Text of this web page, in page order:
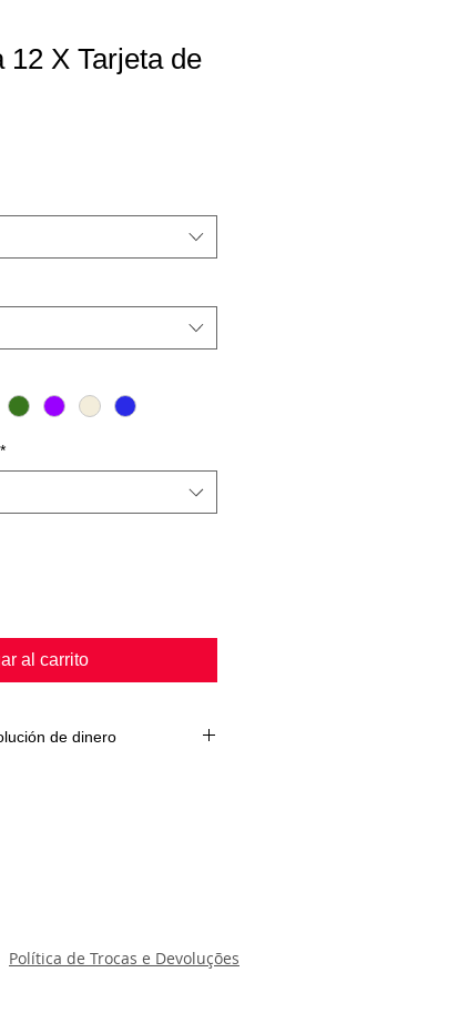
12 X Tarjeta de
*
al carrito
de dinero
sandalias pasan una
Política de Trocas e Devoluções